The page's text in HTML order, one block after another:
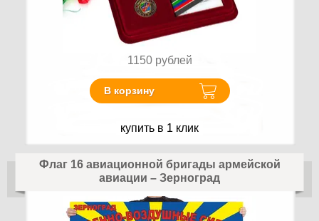
1150 рублей
В корзину
купить в 1 клик
Флаг 16 авиационной бригады армейской
авиации – Зерноград